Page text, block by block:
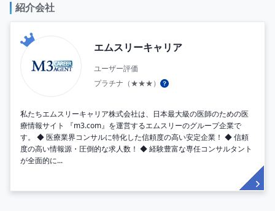
紹介会社
エムスリーキャリア
ユーザー評価
プラチナ（★★★）
私たちエムスリーキャリア株式会社は、日本最大級の医師のための医
療情報サイト 『m3.com』を運営するエムスリーのグループ企業で
す。 ◆ 医療業界コンサルに特化した信頼度の高い安定企業！ ◆ 信頼
度の高い情報源・圧倒的な求人数！ ◆ 経験豊富な専任コンサルタント
が全面的に...